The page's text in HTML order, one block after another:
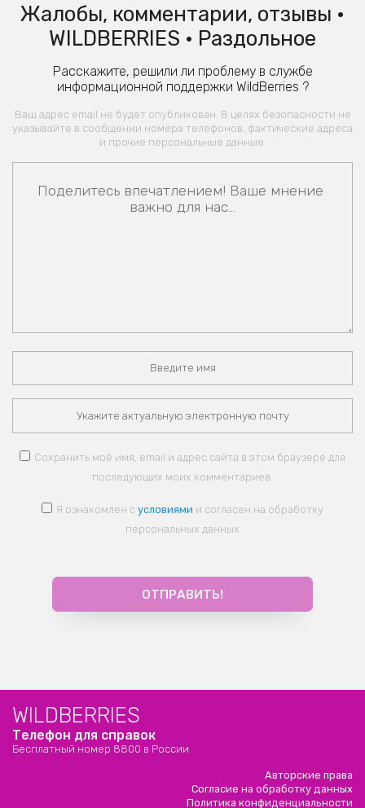
Жалобы, комментарии, отзывы •
WILDBERRIES • Раздольное
Расскажите, решили ли проблему в службе
информационной поддержки WildBerries ?
Ваш адрес email не будет опубликован. В целях безопасности не
указывайте в сообщении номера телефонов, фактические адреса
и прочие персональные данные.
Сохранить моё имя, email и адрес сайта в этом браузере для
последующих моих комментариев.
Я ознакомлен с условиями и согласен на обработку
персональных данных
WILDBERRIES
Телефон для справок
Бесплатный номер 8800 в России
Авторские права
Согласие на обработку данных
Политика конфиденциальности